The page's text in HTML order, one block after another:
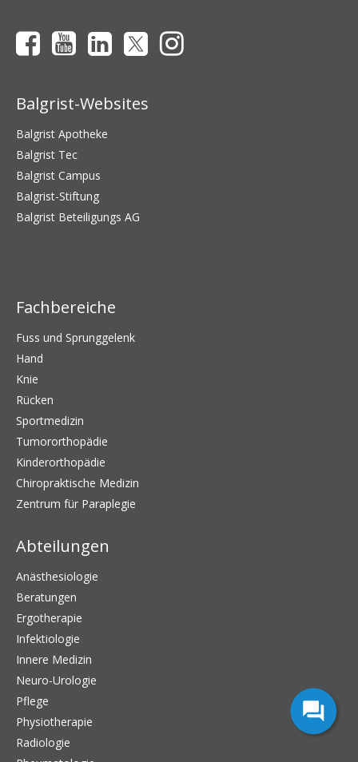
Balgrist-Websites
Balgrist Apotheke
Balgrist Tec
Balgrist Campus
Balgrist-Stiftung
Balgrist Beteiligungs AG
Fachbereiche
Fuss und Sprunggelenk
Hand
Knie
Rücken
Sportmedizin
Tumororthopädie
Kinderorthopädie
Chiropraktische Medizin
Zentrum für Paraplegie
Abteilungen
Anästhesiologie
Beratungen
Ergotherapie
Infektiologie
Innere Medizin
Neuro-Urologie
Pflege
Physiotherapie
Radiologie